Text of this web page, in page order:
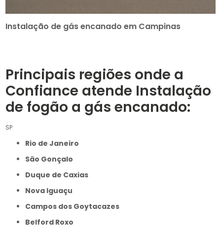
Instalação de gás encanado em Campinas
Principais regiões onde a
Confiance atende Instalação
de fogão a gás encanado:
SP
Rio de Janeiro
São Gonçalo
Duque de Caxias
Nova Iguaçu
Campos dos Goytacazes
Belford Roxo